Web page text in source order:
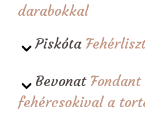
darabokkal
Piskóta
Bevonat
fehércsokival a